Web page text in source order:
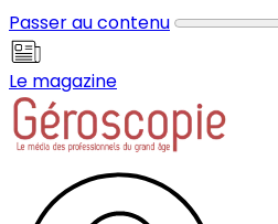
Passer au contenu
Le magazine
Panneau de gestion des cookies